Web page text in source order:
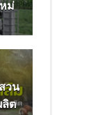
ม่
วน
ลิต